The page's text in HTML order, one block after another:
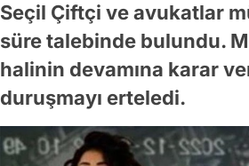
Seçil Çiftçi ve avukatlar
süre talebinde bulundu.
halinin devamına karar
duruşmayı erteledi.